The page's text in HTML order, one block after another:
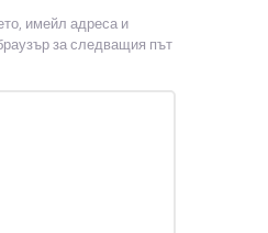
имейл адреса и
за следващия път